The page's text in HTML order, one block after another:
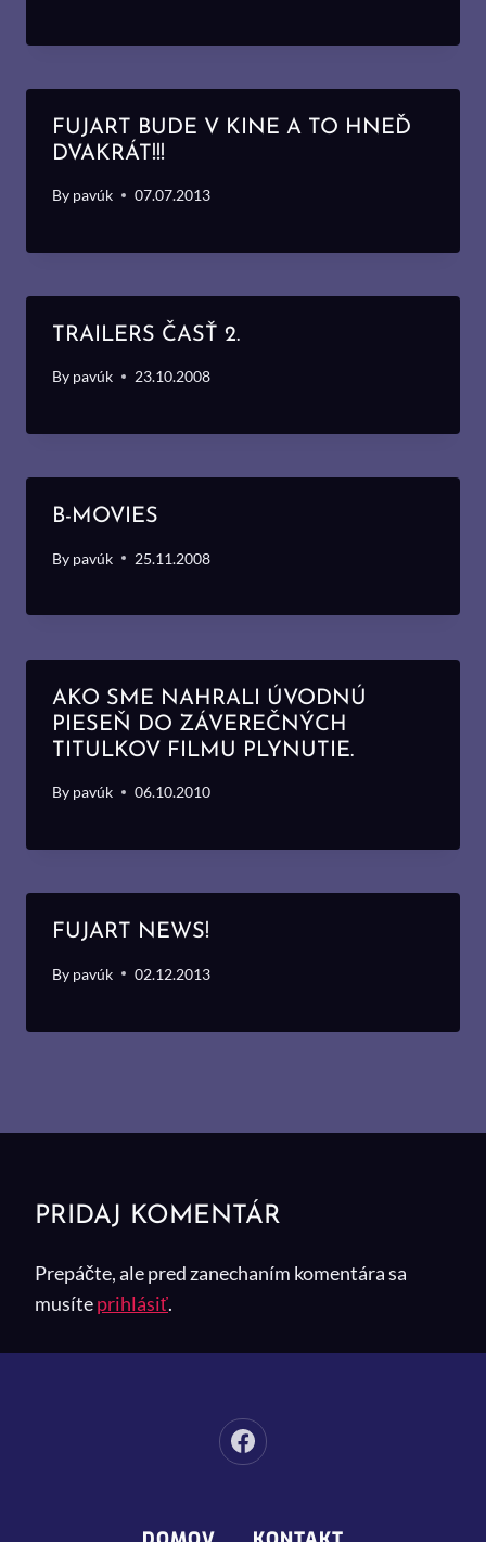
FUJART BUDE V KINE A TO HNEĎ
DVAKRÁT!!!
By pavúk 07.07.2013
TRAILERS ČASŤ 2.
By pavúk 23.10.2008
B-MOVIES
By pavúk 25.11.2008
AKO SME NAHRALI ÚVODNÚ
PIESEŇ DO ZÁVEREČNÝCH
TITULKOV FILMU PLYNUTIE.
By pavúk 06.10.2010
FUJART NEWS!
By pavúk 02.12.2013
PRIDAJ KOMENTÁR
Prepáčte, ale pred zanechaním komentára sa
musíteprihlásiť.